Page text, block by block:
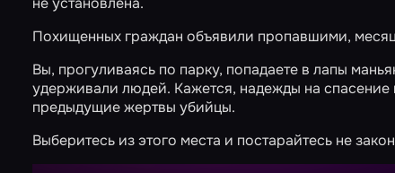
Похищенных граждан объявили пропавшими,
Вы, прогуливаясь по парку, попадаете в лапы
удерживали людей. Кажется, надежды на
предыдущие жертвы убийцы.
Выберитесь из этого места и постарайтесь не